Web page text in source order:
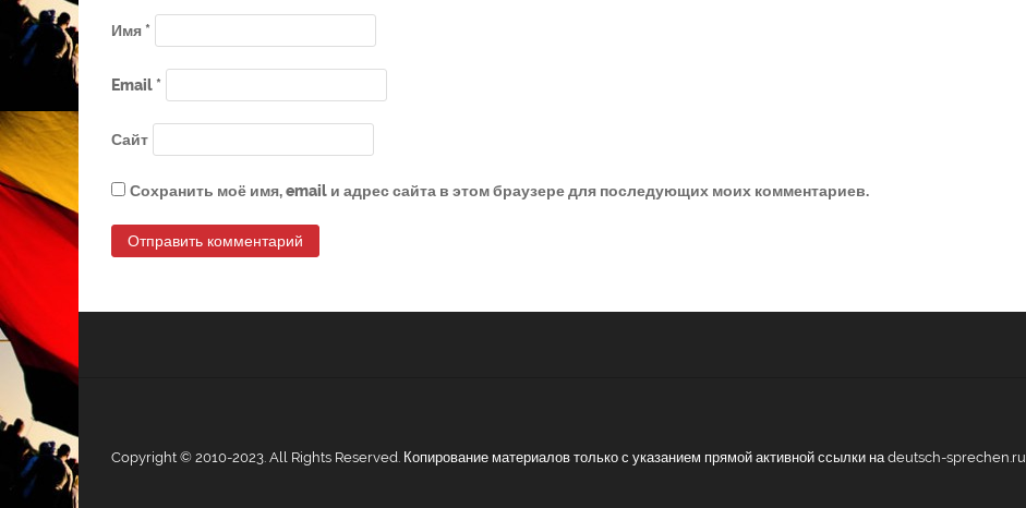
Имя*
Email*
Сайт
Сохранить моё имя, email и адрес сайта в этом браузере для последующих моих комментариев.
Copyright © 2010-2023. All Rights Reserved. Копирование материалов только с указанием прямой активной ссылки на deutsch-sprechen.ru